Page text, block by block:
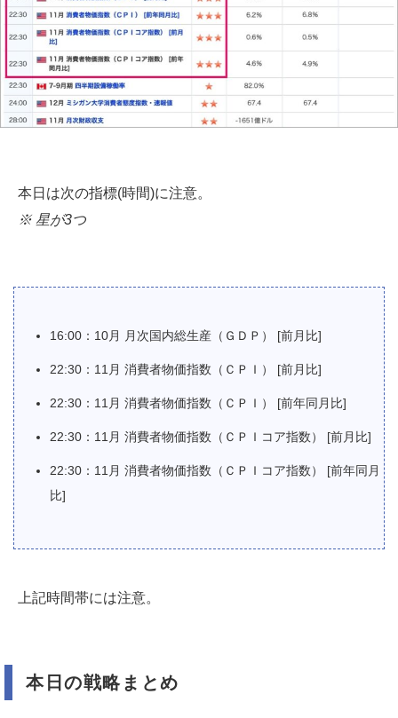
本日は次の指標(時間)に注意。
※ 星が3つ
16:00：10月 月次国内総生産（ＧＤＰ） [前月比]
22:30：11月 消費者物価指数（ＣＰＩ） [前月比]
22:30：11月 消費者物価指数（ＣＰＩ） [前年同月比]
22:30：11月 消費者物価指数（ＣＰＩコア指数） [前月比]
22:30：11月 消費者物価指数（ＣＰＩコア指数） [前年同月
比]
上記時間帯には注意。
本日の戦略まとめ